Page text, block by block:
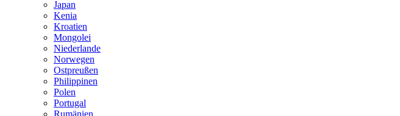
Japan
Kenia
Kroatien
Mongolei
Niederlande
Norwegen
Ostpreußen
Philippinen
Polen
Portugal
Rumänien